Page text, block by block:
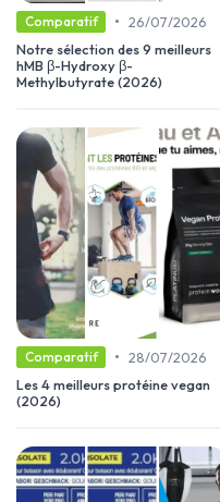
Comparatif • 26/07/2026
Notre sélection des 9 meilleurs
hMB β-Hydroxy β-
Methylbutyrate (2026)
Comparatif • 28/07/2026
Les 4 meilleurs protéine vegan
(2026)